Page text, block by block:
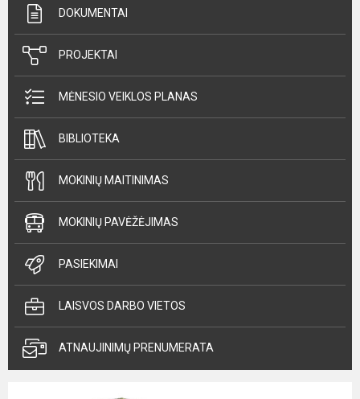
DOKUMENTAI
PROJEKTAI
MĖNESIO VEIKLOS PLANAS
BIBLIOTEKA
MOKINIŲ MAITINIMAS
MOKINIŲ PAVĖŽĖJIMAS
PASIEKIMAI
LAISVOS DARBO VIETOS
ATNAUJINIMŲ PRENUMERATA